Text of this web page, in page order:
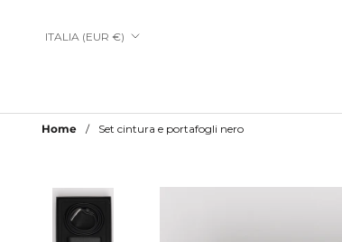
Paese/Area
ITALIA (EUR €)
Home Set cintura e portafogli nero